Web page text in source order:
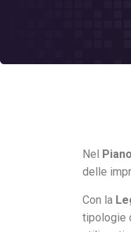
Nel
delle
Con la
tipologie